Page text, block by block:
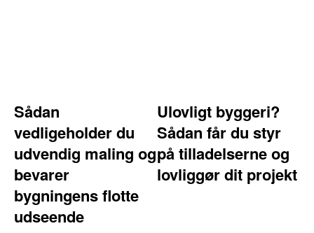
Sådan
vedligeholder du
udvendig maling og
bevarer
bygningens flotte
udseende
Ulovligt byggeri?
Sådan får du styr
på tilladelserne og
lovliggør dit projekt